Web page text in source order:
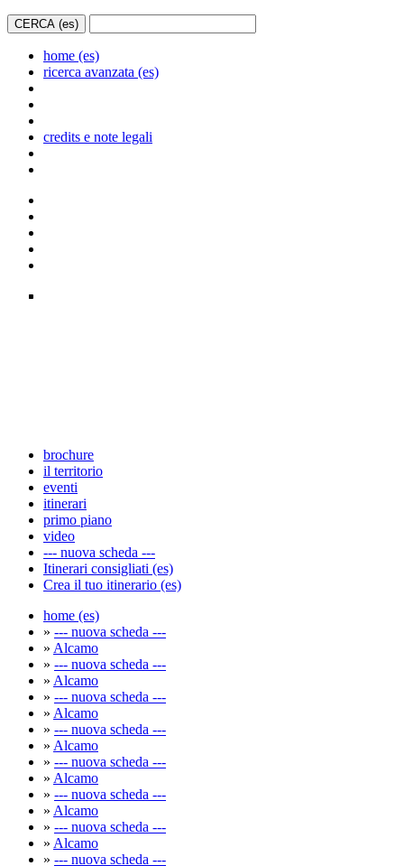
home (es)
ricerca avanzata (es)
credits e note legali
brochure
il territorio
eventi
itinerari
primo piano
video
--- nuova scheda ---
Itinerari consigliati (es)
Crea il tuo itinerario (es)
home (es)
» --- nuova scheda ---
» Alcamo
» --- nuova scheda ---
» Alcamo
» --- nuova scheda ---
» Alcamo
» --- nuova scheda ---
» Alcamo
» --- nuova scheda ---
» Alcamo
» --- nuova scheda ---
» Alcamo
» --- nuova scheda ---
» Alcamo
» --- nuova scheda ---